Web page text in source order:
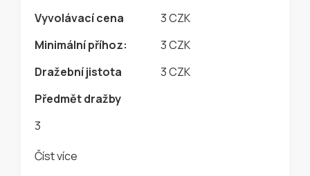
Vyvolávací cena
3 CZK
Minimální příhoz:
3 CZK
Dražební jistota
3 CZK
Předmět dražby
3
Číst více